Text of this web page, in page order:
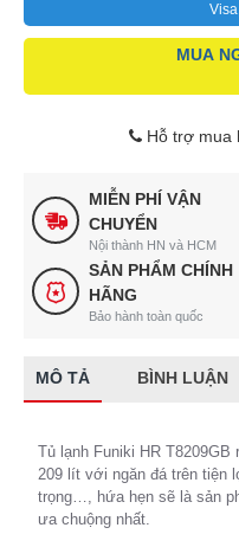
MUA
Hỗ trợ mua
MIỄN PHÍ VẬN
CHUYỂN
Nội thành HN và HCM
SẢN PHẨM CHÍNH
HÃNG
Bảo hành toàn quốc
MÔ TẢ BÌNH LUẬN
Tủ lạnh Funiki HR
209 lít với ngăn đá trên tiện
trọng…, hứa hẹn sẽ là sản
ưa chuộng nhất.